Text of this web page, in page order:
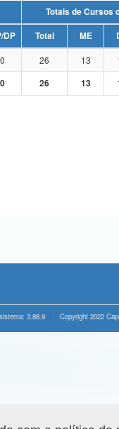
Totais de Cursos
DP Total ME
0 26 13
0 26 13
3.88.9 Copyright 2022